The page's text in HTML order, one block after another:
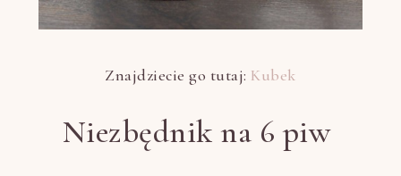
Znajdziecie go tutaj: Kubek
Niezbędnik na 6 piw